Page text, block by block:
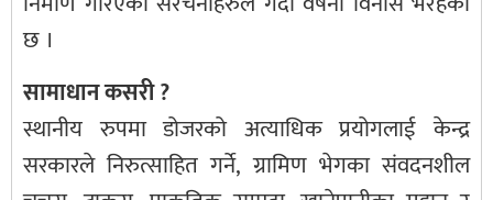
छ ।
सामाधान कसरी ?
स्थानीय रुपमा डोजरको अत्याधिक प्रयोगलाई केन्द्र
सरकारले निरुत्साहित गर्ने, ग्रामिण भेगका संवदनशील